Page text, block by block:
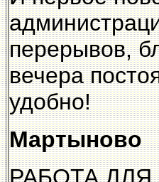
перерывов,
вечера
удобно!
Мартыново